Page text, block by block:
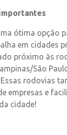
ótima opção
em cidades
próximo às
São
rodovias
empresas e
cidade!